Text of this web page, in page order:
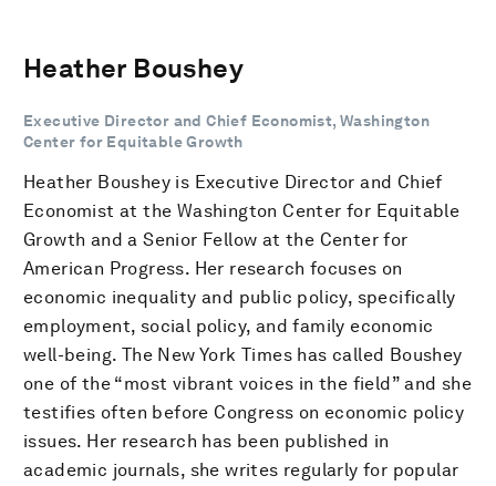
Heather Boushey
Executive Director and Chief Economist, Washington
Center for Equitable Growth
Heather Boushey is Executive Director and Chief
Economist at the Washington Center for Equitable
Growth and a Senior Fellow at the Center for
American Progress. Her research focuses on
economic inequality and public policy, specifically
employment, social policy, and family economic
well-being. The New York Times has called Boushey
one of the “most vibrant voices in the field” and she
testifies often before Congress on economic policy
issues. Her research has been published in
academic journals, she writes regularly for popular